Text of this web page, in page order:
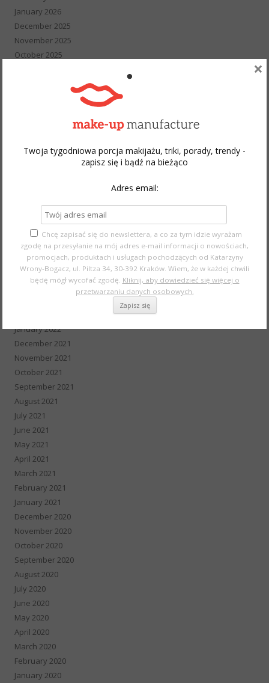
January 2026
December 2025
November 2025
October 2025
April 2023
October 2022
September 2022
August 2022
July 2022
May 2022
April 2022
January 2022
December 2021
November 2021
October 2021
September 2021
August 2021
July 2021
June 2021
May 2021
April 2021
March 2021
February 2021
January 2021
December 2020
November 2020
October 2020
September 2020
August 2020
July 2020
June 2020
May 2020
April 2020
March 2020
February 2020
January 2020
Twoja tygodniowa porcja makijażu, triki, porady, trendy -
zapisz się i bądź na bieżąco
Adres email:
Chcę zapisać się do newslettera, a co za tym idzie wyrażam
zgodę na przesyłanie na mój adres e-mail informacji o nowościach,
promocjach, produktach i usługach pochodzących od Katarzyny
Wrony-Bogacz, ul. Piltza 34, 30-392 Kraków. Wiem, że w każdej chwili
będę mógł wycofać zgodę. Kliknij, aby dowiedzieć się więcej o
przetwarzaniu danych osobowych.
×